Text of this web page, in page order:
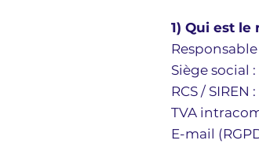
1) Qui est
Responsable
Siège social :
RCS / SIREN
TVA
E-mail